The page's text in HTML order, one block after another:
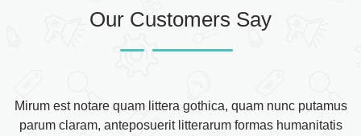
Our Customers Say
Mirum est notare quam littera gothica, quam nunc putamus
parum claram, anteposuerit litterarum formas humanitatis